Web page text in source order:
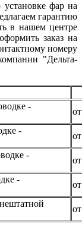
фар на
гарантию
в нашем центре
заказ на
номеру
"Дельта-
-
-
-
-